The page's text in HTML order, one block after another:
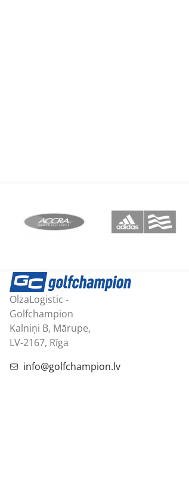
OlzaLogistic -
Golfchampion
Kalniņi B, Mārupe,
LV-2167, Rīga
info@golfchampion.lv